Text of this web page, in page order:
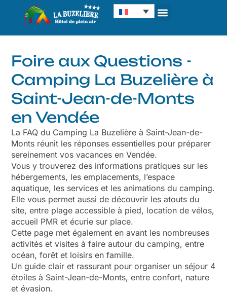
Panneau de gestion des cookies
Foire aux Questions -
Camping La Buzelière à
Saint-Jean-de-Monts
en Vendée
La FAQ du Camping La Buzelière à Saint-Jean-de-
Monts réunit les réponses essentielles pour préparer
sereinement vos vacances en Vendée.
Vous y trouverez des informations pratiques sur les
hébergements, les emplacements, l’espace
aquatique, les services et les animations du camping.
Elle vous permet aussi de découvrir les atouts du
site, entre plage accessible à pied, location de vélos,
accueil PMR et écurie sur place.
Cette page met également en avant les nombreuses
activités etvisites à faire autour du camping, entre
océan, forêt et loisirs en famille.
Un guide clair et rassurant pour organiser un séjour 4
étoiles à Saint-Jean-de-Monts, entre confort, nature
et évasion.